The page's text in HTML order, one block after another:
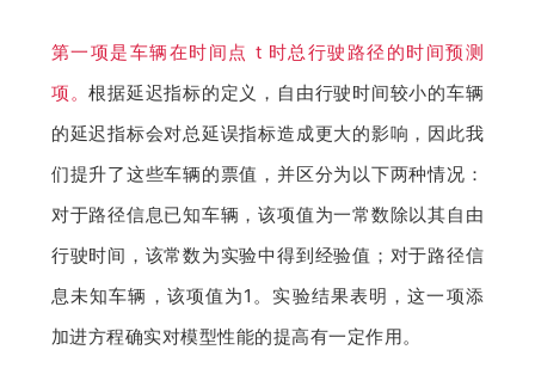
第一项是车辆在时间点 t 时总行驶路径的时间预测
项。根据延迟指标的定义，自由行驶时间较小的车辆
的延迟指标会对总延误指标造成更大的影响，因此我
们提升了这些车辆的票值，并区分为以下两种情况：
对于路径信息已知车辆，该项值为一常数除以其自由
行驶时间，该常数为实验中得到经验值；对于路径信
息未知车辆，该项值为1。实验结果表明，这一项添
加进方程确实对模型性能的提高有一定作用。